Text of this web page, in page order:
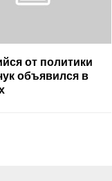
от политики
объявился в